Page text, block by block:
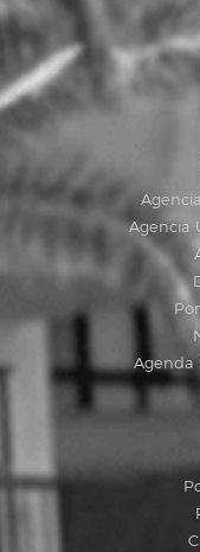
Agencia
Agenda